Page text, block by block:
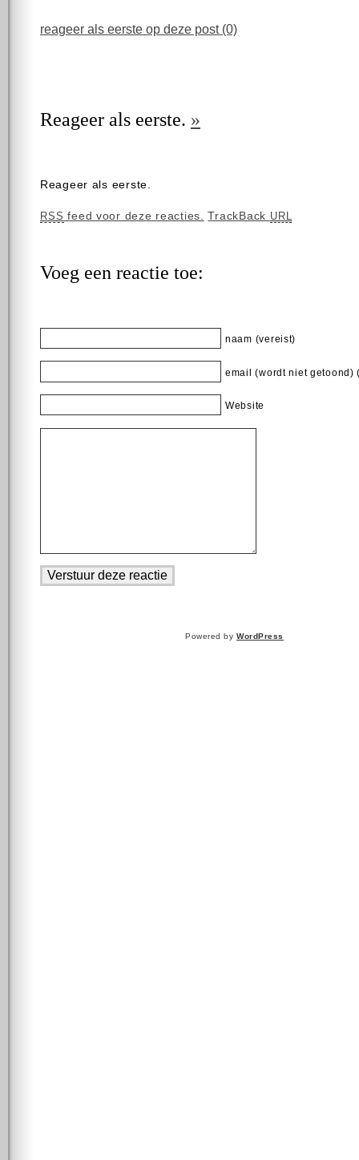
reageer als eerste op deze post (0)
Reageer als eerste. »
Reageer als eerste.
RSS feed voor deze reacties. TrackBack URL
Voeg een reactie toe:
naam (vereist)
email (wordt niet getoond)
Website
Powered byWordPress